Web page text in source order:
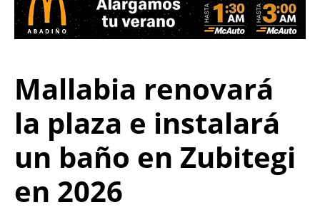
Mallabia renovará
la plaza e instalará
un baño en Zubitegi
en 2026